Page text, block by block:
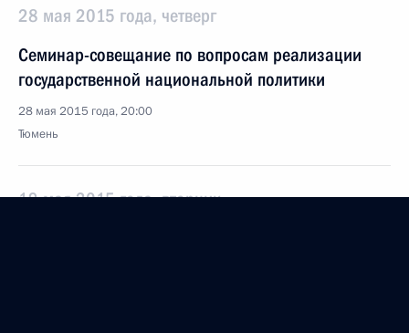
28 мая 2015 года, четверг
Семинар-совещание по вопросам реализации
государственной национальной политики
28 мая 2015 года, 20:00
Тюмень
19 мая 2015 года, вторник